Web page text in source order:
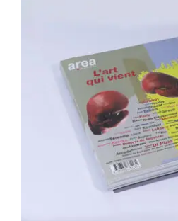
Area revue n°35 –